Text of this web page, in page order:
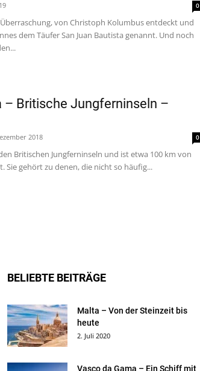
0
von Christoph Kolumbus entdeckt und
dem Täufer San Juan Bautista genannt. Und noch
– Britische Jungferninseln –
2018 0
Britischen Jungferninseln und ist etwa 100 km von
Sie gehört zu denen, die nicht so häufig...
BELIEBTE BEITRÄGE
Malta – Von der Steinzeit bis
heute
2. Juli 2020
Vasco da Gama – Ein Schiff mit